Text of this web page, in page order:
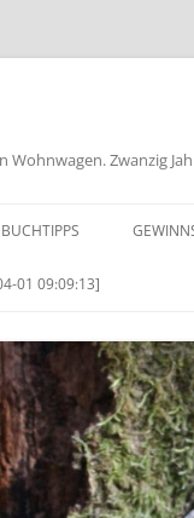
Zwanzig
BUCHTIPPS
01 09:09:13]